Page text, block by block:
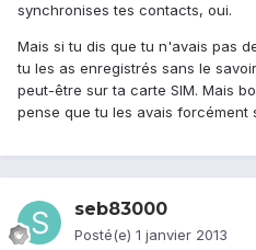
synchronises tes contacts, oui.
Mais si tu dis que tu n'avais pas
tu les as enregistrés sans le
peut-être sur ta carte SIM. Mais
pense que tu les avais forcément
seb83000
Posté(e) 1 janvier 2013